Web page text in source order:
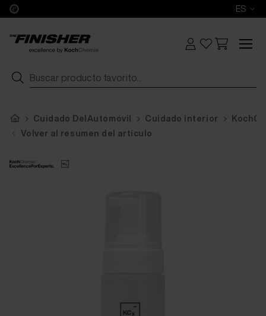
ES
Cuidado DelAutomóvil Cuidado interior
Volver al resumen del artículo